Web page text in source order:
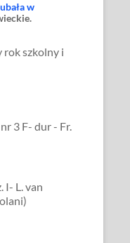
w
rok szkolny i
3 F- dur - Fr.
I- L. van